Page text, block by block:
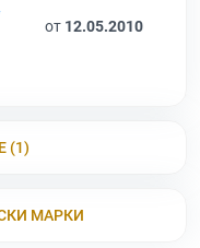
от 12.05.2010
(1)
МАРКИ